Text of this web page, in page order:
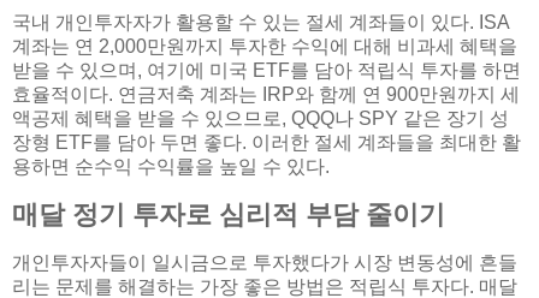
국내 개인투자자가 활용할 수 있는 절세 계좌들이 있다. ISA
계좌는 연 2,000만원까지 투자한 수익에 대해 비과세 혜택을
받을 수 있으며, 여기에 미국 ETF를 담아 적립식 투자를 하면
효율적이다. 연금저축 계좌는 IRP와 함께 연 900만원까지 세
액공제 혜택을 받을 수 있으므로, QQQ나 SPY 같은 장기 성
장형 ETF를 담아 두면 좋다. 이러한 절세 계좌들을 최대한 활
용하면 순수익 수익률을 높일 수 있다.
매달 정기 투자로 심리적 부담 줄이기
개인투자자들이 일시금으로 투자했다가 시장 변동성에 흔들
리는 문제를 해결하는 가장 좋은 방법은 적립식 투자다. 매달